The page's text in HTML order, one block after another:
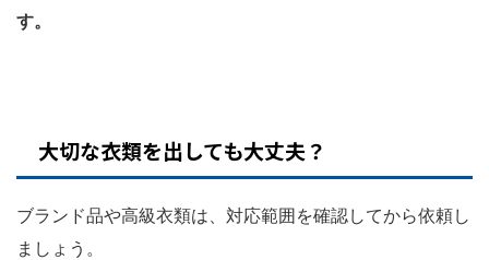
す。
大切な衣類を出しても大丈夫？
ブランド品や高級衣類は、対応範囲を確認してから依頼し
ましょう。